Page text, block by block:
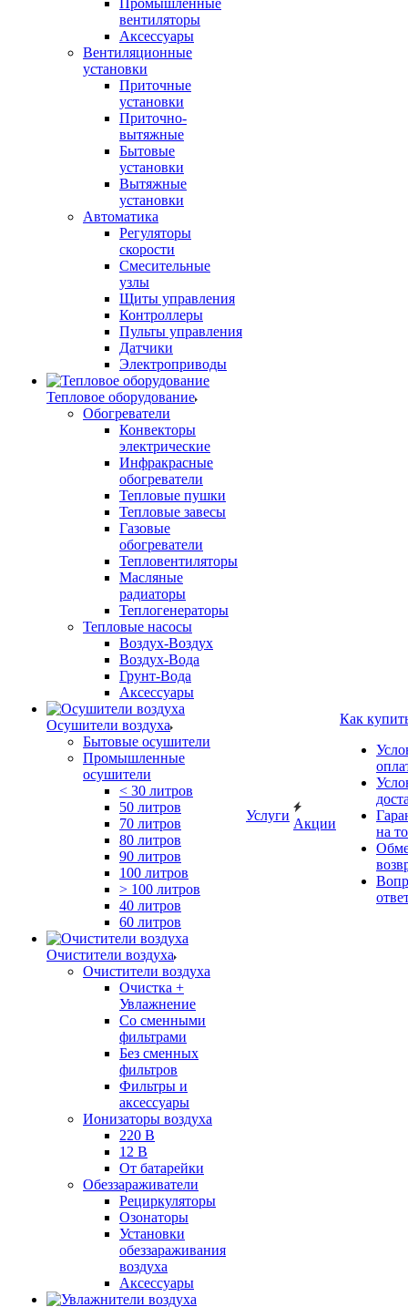
Промышленные
вентиляторы
Аксессуары
Вентиляционные
установки
Приточные
установки
Приточно-
вытяжные
Бытовые
установки
Вытяжные
установки
Автоматика
Регуляторы
скорости
Смесительные
узлы
Щиты управления
Контроллеры
Пульты управления
Датчики
Электроприводы
Тепловое оборудование
Обогреватели
Конвекторы
электрические
Инфракрасные
обогреватели
Тепловые пушки
Тепловые завесы
Газовые
обогреватели
Тепловентиляторы
Масляные
радиаторы
Теплогенераторы
Тепловые насосы
Воздух-Воздух
Воздух-Вода
Грунт-Вода
Аксессуары
Осушители воздуха
Бытовые осушители
Промышленные
осушители
< 30 литров
50 литров
70 литров
80 литров
90 литров
100 литров
> 100 литров
40 литров
60 литров
Очистители воздуха
Очистители воздуха
Очистка +
Увлажнение
Cо сменными
фильтрами
Без сменных
фильтров
Фильтры и
аксессуары
Ионизаторы воздуха
220 В
12 В
От батарейки
Обеззараживатели
Рециркуляторы
Озонаторы
Установки
обеззараживания
воздуха
Аксессуары
Услуги
Акции
Как
на